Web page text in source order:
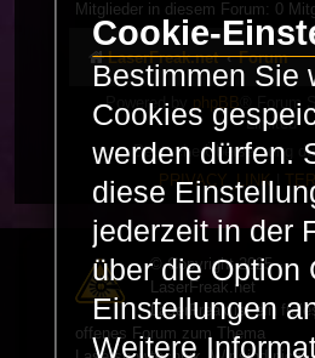
Mitglieder in diesem Forum: 0
LaserFreak.net Forum
Powered by phpBB
® Forum
Limited
Deutsche Übersetzung
PRIVACY_LINK|
© Copyright 2025 -
LaserFreak.net
LaserFreak ist ein
offenes Forum zum Thema
Cookie-
Bestimmen Sie
Cookies
werden dürfen.
diese
jederzeit in der
über die Option
Einstellungen
Weitere